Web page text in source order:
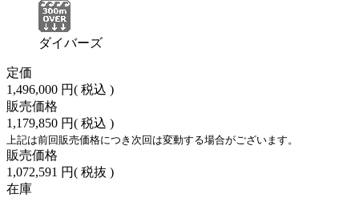
ダイバーズ
定価
1,496,000 円( 税込 )
販売価格
1,179,850 円( 税込 )
上記は前回販売価格につき次回は変動する場合がございます。
販売価格
1,072,591 円( 税抜 )
在庫